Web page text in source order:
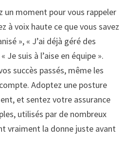
un moment pour vous rappeler
à voix haute ce que vous savez
», « J’ai déjà géré des
Je suis à l’aise en équipe ».
succès passés, même les
Adoptez une posture
et sentez votre assurance
utilisés par de nombreux
vraiment la donne juste avant